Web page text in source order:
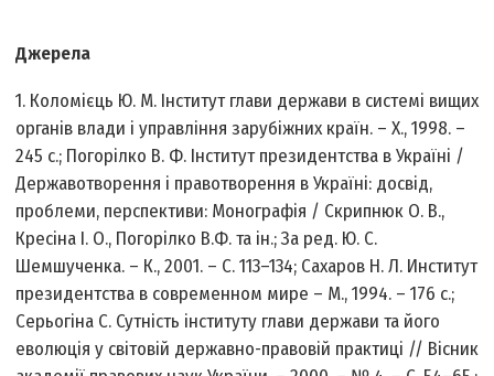
Джерела
1. Коломієць Ю. М. Інститут глави держави в системі вищих
органів влади і управління зарубіжних країн. – Х., 1998. –
245 с.; Погорілко В. Ф. Інститут президентства в Україні /
Державотворення і правотворення в Україні: досвід,
проблеми, перспективи: Монографія / Скрипнюк О. В.,
Кресіна І. О., Погорілко В.Ф. та ін.; За ред. Ю. С.
Шемшученка. – К., 2001. – С. 113–134; Сахаров Н. Л. Институт
президентства в современном мире – М., 1994. – 176 с.;
Серьогіна С. Сутність інституту глави держави та його
еволюція у світовій державно-правовій практиці // Вісник